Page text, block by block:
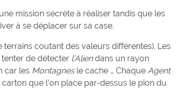
mission secrète à réaliser tandis que les
à se déplacer sur sa case.
coutant des valeurs différentes). Les
de détecter l’Aliendans un rayon
car les Montagnesle cache … Chaque Agent
que l’on place par-dessus le pion du